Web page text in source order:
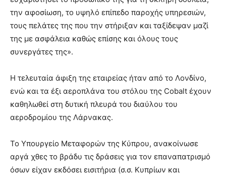
την αφοσίωση, το υψηλό επίπεδο παροχής υπηρεσιών,
τους πελάτες της που την στήριξαν και ταξίδεψαν μαζί
της με ασφάλεια καθώς επίσης και όλους τους
συνεργάτες της».
H τελευταία άφιξη της εταιρείας ήταν από το Λονδίνο,
ενώ και τα έξι αεροπλάνα του στόλου της Cobalt έχουν
καθηλωθεί στη δυτική πλευρά του διαύλου του
αεροδρομίου της Λάρνακας.
Το Υπουργείο Μεταφορών της Κύπρου, ανακοίνωσε
αργά χθες το βράδυ τις δράσεις για τον επαναπατρισμό
όσων είχαν εκδόσει εισιτήρια (σ.σ. Κυπρίων και